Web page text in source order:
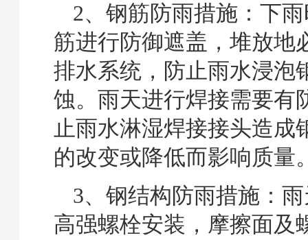
2、钢筋防雨措施：下
筋进行防御遮盖，堆放地
排水系统，防止雨水浸泡
蚀。雨天进行焊接需要有
止雨水淋湿焊接接头造成
的改变或降低而影响质量
3、钢结构防雨措施：
高强螺栓安装，摩擦面及